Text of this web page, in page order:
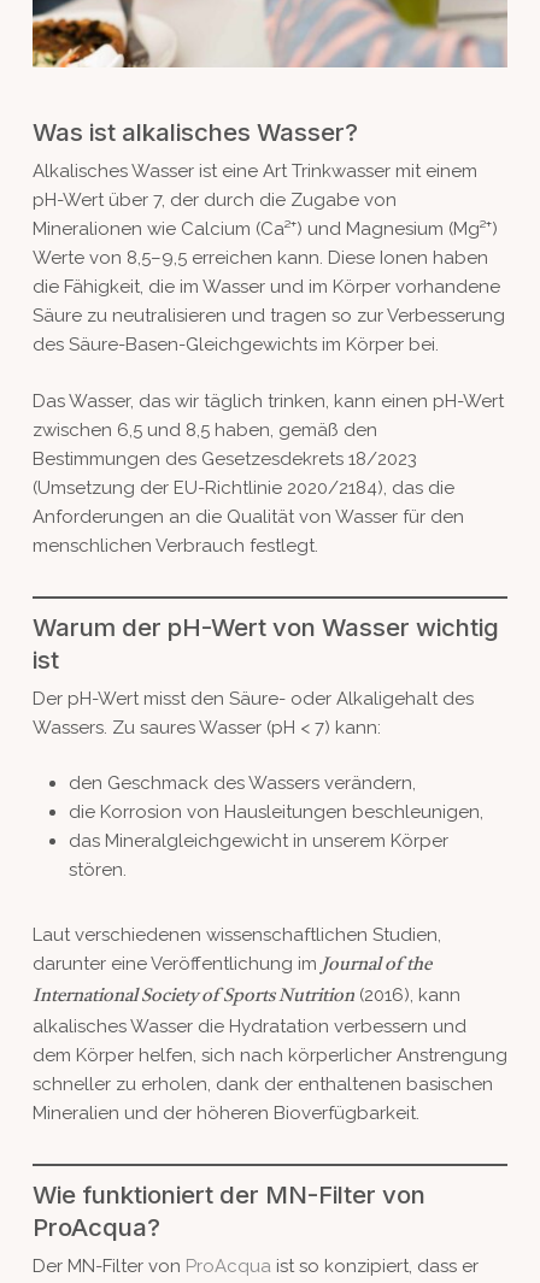
Was ist alkalisches Wasser?
Alkalisches Wasser ist eine Art Trinkwasser mit einem
pH-Wert über 7, der durch die Zugabe von
Mineralionen wie Calcium (Ca²⁺) und Magnesium (Mg²⁺)
Werte von 8,5–9,5 erreichen kann. Diese Ionen haben
die Fähigkeit, die im Wasser und im Körper vorhandene
Säure zu neutralisieren und tragen so zur Verbesserung
des Säure-Basen-Gleichgewichts im Körper bei.
Das Wasser, das wir täglich trinken, kann einen pH-Wert
zwischen 6,5 und 8,5 haben, gemäß den
Bestimmungen des Gesetzesdekrets 18/2023
(Umsetzung der EU-Richtlinie 2020/2184), das die
Anforderungen an die Qualität von Wasser für den
menschlichen Verbrauch festlegt.
Warum der pH-Wert von Wasser wichtig
ist
Der pH-Wert misst den Säure- oder Alkaligehalt des
Wassers. Zu saures Wasser (pH < 7) kann:
den Geschmack des Wassers verändern,
die Korrosion von Hausleitungen beschleunigen,
das Mineralgleichgewicht in unserem Körper
stören.
Laut verschiedenen wissenschaftlichen Studien,
darunter eine Veröffentlichung im Journal of the
International Society of Sports Nutrition(2016), kann
alkalisches Wasser die Hydratation verbessern und
dem Körper helfen, sich nach körperlicher Anstrengung
schneller zu erholen, dank der enthaltenen basischen
Mineralien und der höheren Bioverfügbarkeit.
Wie funktioniert der MN-Filter von
ProAcqua?
Der MN-Filter von ProAcquaist so konzipiert, dass er